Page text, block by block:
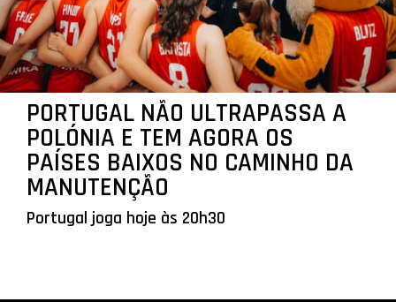
PORTUGAL NÃO ULTRAPASSA A
POLÓNIA E TEM AGORA OS
PAÍSES BAIXOS NO CAMINHO DA
MANUTENÇÃO
Portugal joga hoje às 20h30